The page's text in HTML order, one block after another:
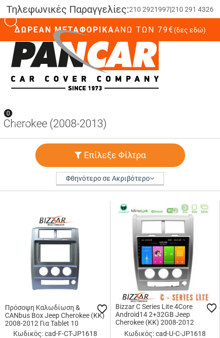
Τηλεφωνικές Παραγγελίες:210 2921997|210 291 4326
ΔΩΡΕΑΝ ΜΕΤΑΦΟΡΙΚΑΆΝΩ ΤΩΝ 79€(δες εδώ)
0
Cherokee (2008-2013)
Επίλεξε Φίλτρα
Φθηνότερο σε Ακριβότερο
Πρόσοψη Καλωδίωση &
CANbus Box Jeep Cherokee (KK)
2008-2012 Για Tablet 10
Κωδικός: cad-F-CT-JP1618
Bizzar C Series Lite 4Core
Android14 2+32GB Jeep
Cherokee (KK) 2008-2012
Navigation Multimedia Tablet 10
Κωδικός: cad-U-C-JP1618